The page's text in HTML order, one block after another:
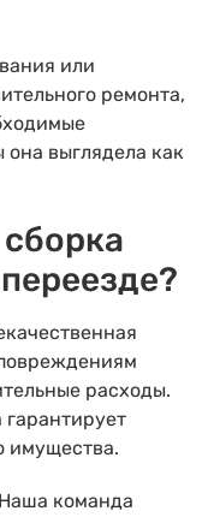
или
ремонта,
она выглядела как
расходы.
имущества.
Наша команда